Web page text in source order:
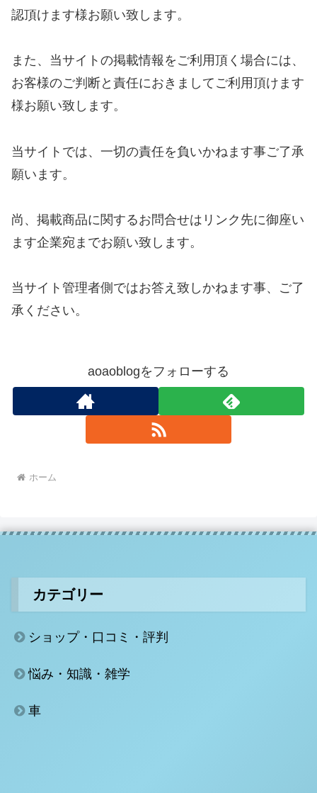
認頂けます様お願い致します。
また、当サイトの掲載情報をご利用頂く場合には、
お客様のご判断と責任におきましてご利用頂けます
様お願い致します。
当サイトでは、一切の責任を負いかねます事ご了承
願います。
尚、掲載商品に関するお問合せはリンク先に御座い
ます企業宛までお願い致します。
当サイト管理者側ではお答え致しかねます事、ご了
承ください。
aoaoblogをフォローする
ホーム
カテゴリー
ショップ・口コミ・評判
悩み・知識・雑学
車